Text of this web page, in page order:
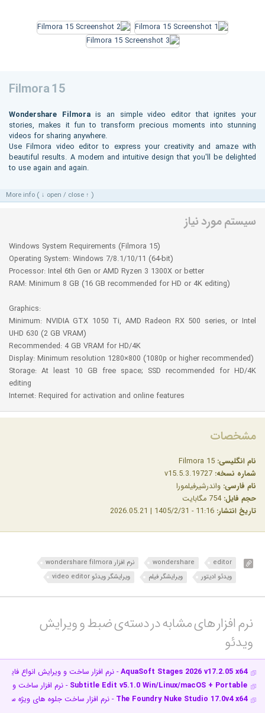
Filmora 15
Wondershare Filmorais an simple video editor that ignites your
stories, makes it fun to transform precious moments into stunning
videos for sharing anywhere.
Use Filmora video editor to express your creativity and amaze with
beautiful results. A modern and intuitive design that you'll be delighted
to use again and again.
More info ( ↓ open / close ↑ )
سیستم مورد نیاز
Windows System Requirements (Filmora 15)
Operating System: Windows 7/8.1/10/11 (64-bit)
Processor: Intel 6th Gen or AMD Ryzen 3 1300X or better
RAM: Minimum 8 GB (16 GB recommended for HD or 4K editing)
Graphics:
Minimum: NVIDIA GTX 1050 Ti, AMD Radeon RX 500 series, or Intel
UHD 630 (2 GB VRAM)
Recommended: 4 GB VRAM for HD/4K
Display: Minimum resolution 1280×800 (1080p or higher recommended)
Storage: At least 10 GB free space; SSD recommended for HD/4K
editing
Internet: Required for activation and online features
مشخصات
نام انگلیسی:
شماره نسخه:
نام فارسی: واندرشیرفیلمورا
حجم فایل: 754 مگابایت
تاریخ انتشار:
editor
wondershare
نرم افزار wondershare filmora
ویدئو ادیتور
ویرایشگر فیلم ویرایشگر ویدئو video editor
نرم افزار های مشابه در دسته‌ی‌ ضبط و ویرایش
ویدئو‎
AquaSoft Stages 2026 v17.2.05 x64- نرم افزار ساخت و ویرایش انواع فایل
Subtitle Edit v5.1.0 Win/Linux/macOS + Portable - نرم افزار ساخت و
The Foundry Nuke Studio 17.0v4 x64 - نرم افزار ساخت جلوه های ویژه